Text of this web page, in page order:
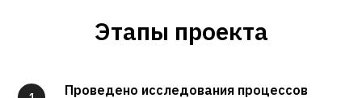
Этапы проекта
Проведено исследования процессов